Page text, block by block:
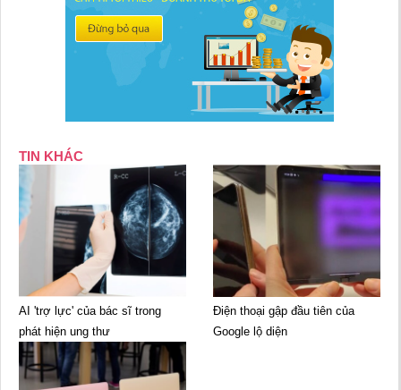
TIN KHÁC
AI 'trợ lực' của bác sĩ trong
phát hiện ung thư
Điện thoại gập đầu tiên của
Google lộ diện